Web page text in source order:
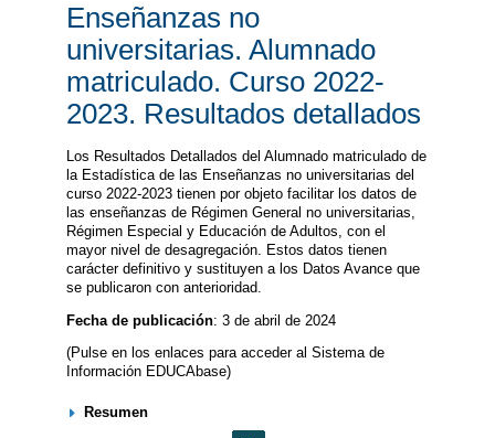
Enseñanzas no
universitarias. Alumnado
matriculado. Curso 2022-
2023. Resultados detallados
Los Resultados Detallados del Alumnado matriculado de
la Estadística de las Enseñanzas no universitarias del
curso 2022-2023 tienen por objeto facilitar los datos de
las enseñanzas de Régimen General no universitarias,
Régimen Especial y Educación de Adultos, con el
mayor nivel de desagregación. Estos datos tienen
carácter definitivo y sustituyen a los Datos Avance que
se publicaron con anterioridad.
Fecha de publicación: 3 de abril de 2024
(Pulse en los enlaces para acceder al Sistema de
Información EDUCAbase)
Resumen